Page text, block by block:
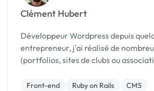
Clément Hubert
Développeur Wordpress depuis
entrepreneur, j'ai réalisé de
(portfolios, sites de clubs ou
Nom de domaine, Hébèrgement
Front-end Ruby on Rails
CMS